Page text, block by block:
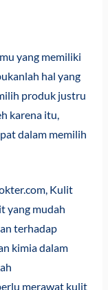
yang memiliki
hal yang
produk justru
karena itu,
dalam memilih
Kulit
yang mudah
terhadap
kimia dalam
merawat kulit